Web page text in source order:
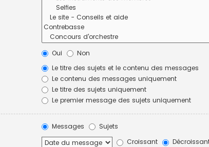
Oui
Non
Le titre des sujets et le contenu des messages
Le contenu des messages uniquement
Le titre des sujets uniquement
Le premier message des sujets uniquement
Messages
Sujets
Croissant